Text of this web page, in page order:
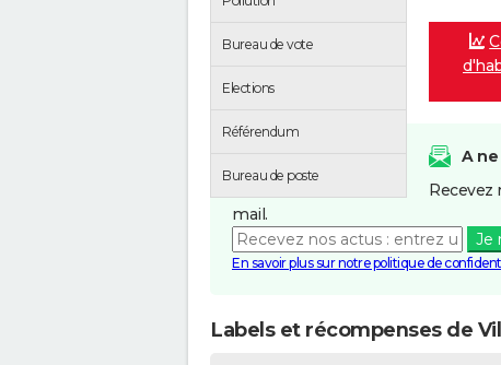
Bureau de vote
Elections
Référendum
Bureau de poste
A
Recevez
mail.
Je
En savoir plus sur notre politique de
Labels et récompenses de